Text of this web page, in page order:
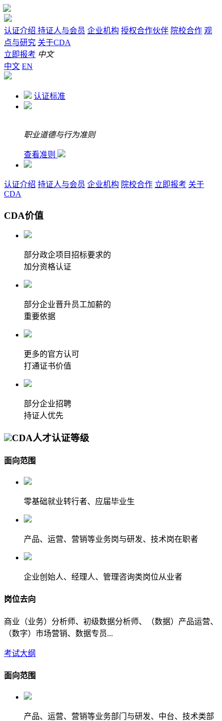
认证介绍 持证人与会员 企业机构 授权合作伙伴 院校合作 观
点与研究 关于CDA
立即报考 中文
中文 EN
认证标准
职业道德与行为准则
查看准则
认证介绍 持证人与会员 企业机构 院校合作 立即报考 关于
CDA
CDA价值
部分政企项目招标要求的
加分资格认证
部分企业晋升员工加薪的
重要依据
更多的官方认可
打通证书价值
部分企业招聘
持证人优先
CDA人才认证等级
面向范围
零基础就业转行者、应届毕业生
产品、运营、营销等业务岗与研发、技术岗在职者
企业创始人、经理人、管理咨询类岗位从业者
岗位去向
商业（业务）分析师、初级数据分析师、（数据）产品运营、
（数字）市场营销、数据专员...
考试大纲
面向范围
产品、运营、营销等业务部门与研发、中台、技术类部